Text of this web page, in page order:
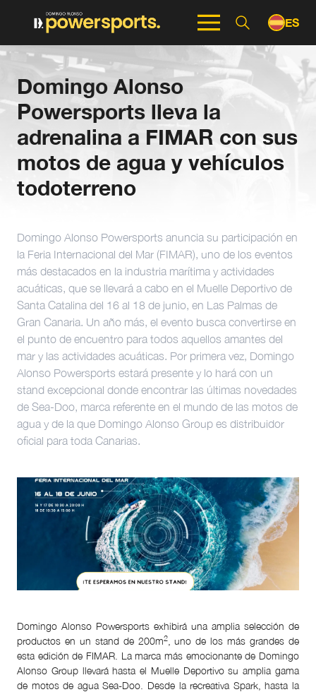
ES
Domingo Alonso
Powersports lleva la
adrenalina a FIMAR con sus
motos de agua y vehículos
todoterreno
Domingo Alonso Powersports anuncia su participación en
la Feria Internacional del Mar (FIMAR), uno de los eventos
más destacados en la industria marítima y actividades
acuáticas, que se llevará a cabo en el Muelle Deportivo de
Santa Catalina del 16 al 18 de junio, en Las Palmas de
Gran Canaria. Un año más, el evento busca convertirse en
el punto de encuentro para todos aquellos amantes del
mar y las actividades acuáticas. Por primera vez, Domingo
Alonso Powersports estará presente y lo hará con un
stand excepcional donde encontrar las últimas novedades
de Sea-Doo, marca referente en el mundo de las motos de
agua y de la que Domingo Alonso Group es distribuidor
oficial para toda Canarias.
Domingo Alonso Powersports exhibirá una amplia selección de
productos en un stand de 200m2, uno de los más grandes de
esta edición de FIMAR. La marca más emocionante de Domingo
Alonso Group llevará hasta el Muelle Deportivo su amplia gama
de motos de agua Sea-Doo. Desde la recreativa Spark, hasta la